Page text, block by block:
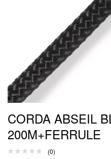
CORDA ABSEIL
200M+FERRULE
(0)